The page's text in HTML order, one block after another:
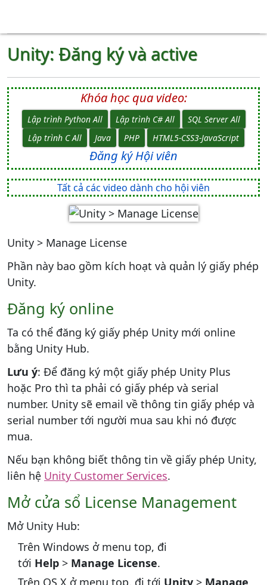
Unity: Đăng ký và active
Khóa học qua video:
Lập trình Python All Lập trình C# All
SQL Server All
Lập trình C All
Java PHP HTML5-CSS3-JavaScript
Đăng ký Hội viên
Tất cả các video dành cho hội viên
Unity > Manage License
Phần này bao gồm kích hoạt và quản lý giấy phép
Unity.
Đăng ký online
Ta có thể đăng ký giấy phép Unity mới online
bằng Unity Hub.
Lưu ý: Để đăng ký một giấy phép Unity Plus
hoặc Pro thì ta phải có giấy phép và serial
number. Unity sẽ email về thông tin giấy phép và
serial number tới người mua sau khi nó được
mua.
Nếu bạn không biết thông tin về giấy phép Unity,
liên hệ Unity Customer Services.
Mở cửa sổ License Management
Mở Unity Hub:
Trên Windows ở menu top, đi
tới Help > Manage License.
Trên OS X ở menu top, đi tới Unity > Manage